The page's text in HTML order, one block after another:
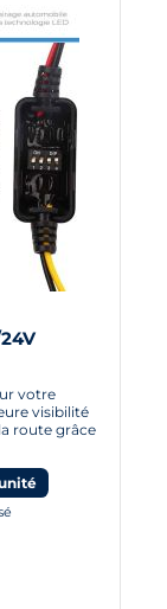
votre
visibilité
route grâce